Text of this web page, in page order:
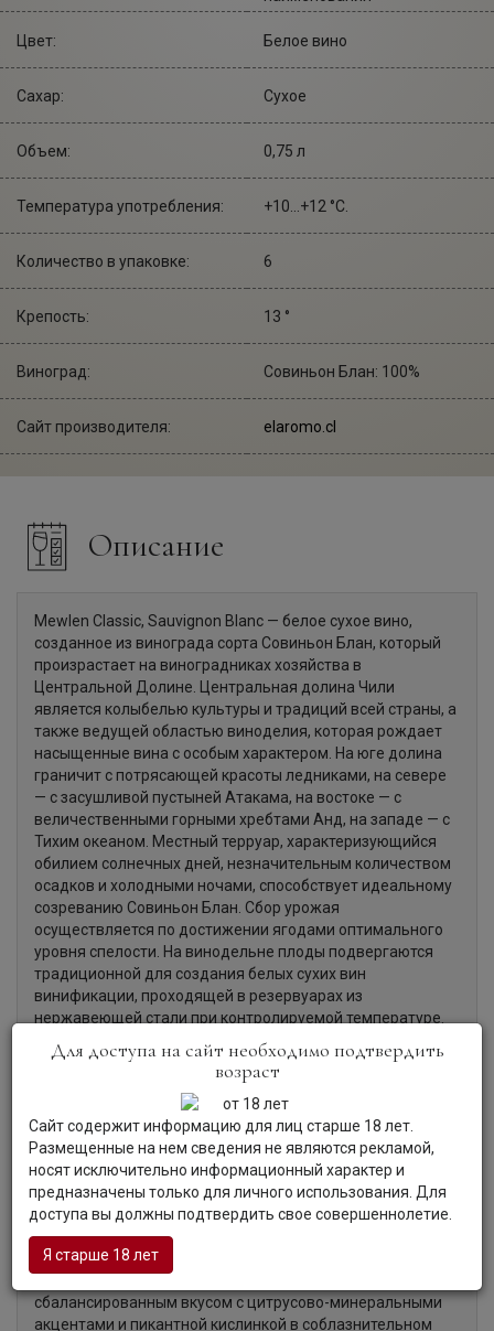
Цвет: Белое вино
Сахар: Сухое
Объем: 0,75 л
Температура употребления: +10...+12 °С.
Количество в упаковке: 6
Крепость: 13 °
Виноград: Совиньон Блан: 100%
Сайт производителя: elaromo.cl
Описание
Mewlen Classic, Sauvignon Blanc — белое сухое вино,
созданное из винограда сорта Совиньон Блан, который
произрастает на виноградниках хозяйства в
Центральной Долине. Центральная долина Чили
является колыбелью культуры и традиций всей страны, а
также ведущей областью виноделия, которая рождает
насыщенные вина с особым характером. На юге долина
граничит с потрясающей красоты ледниками, на севере
— с засушливой пустыней Атакама, на востоке — с
величественными горными хребтами Анд, на западе — с
Тихим океаном. Местный терруар, характеризующийся
обилием солнечных дней, незначительным количеством
осадков и холодными ночами, способствует идеальному
созреванию Совиньон Блан. Сбор урожая
осуществляется по достижении ягодами оптимального
уровня спелости. На винодельне плоды подвергаются
традиционной для создания белых сухих вин
винификации, проходящей в резервуарах из
нержавеющей стали при контролируемой температуре.
Органолептические характеристики:
Цвет:Вино привлекает соломенно-золотистым цветом с
зеленоватыми отражениями.
Аромат:Освежающий аромат раскрывается
гармоничным переплетением оттенков цитрусовых и
тропических фруктов.
сбалансированным вкусом с цитрусово-минеральными
акцентами и пикантной кислинкой в соблазнительном
Для доступа на сайт необходимо подтвердить
возраст
Сайт содержит информацию для лиц старше 18 лет.
Размещенные на нем сведения не являются рекламой,
носят исключительно информационный характер и
предназначены только для личного использования. Для
доступа вы должны подтвердить свое совершеннолетие.
Я старше 18 лет